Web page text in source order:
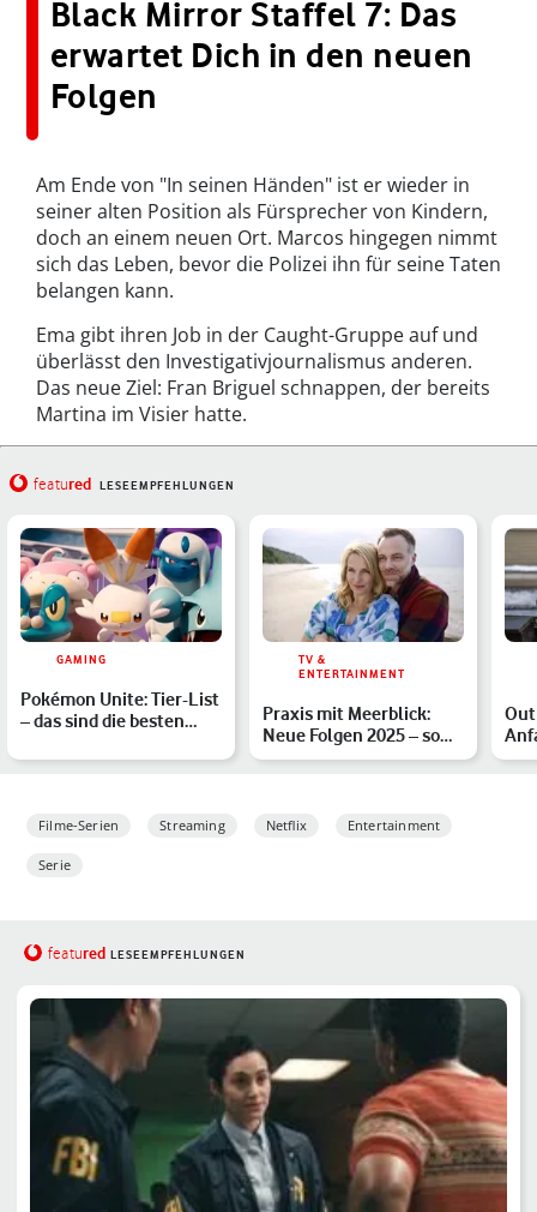
Black Mirror Staffel 7: Das
erwartet Dich in den neuen
Folgen
Am Ende von "In seinen Händen" ist er wieder in
seiner alten Position als Fürsprecher von Kindern,
doch an einem neuen Ort. Marcos hingegen nimmt
sich das Leben, bevor die Polizei ihn für seine Taten
belangen kann.
Ema gibt ihren Job in der Caught-Gruppe auf und
überlässt den Investigativjournalismus anderen.
Das neue Ziel: Fran Briguel schnappen, der bereits
Martina im Visier hatte.
featured LESEEMPFEHLUNGEN
GAMING
Pokémon Unite: Tier-List
– das sind die besten
TV &
ENTERTAINMENT
Praxis mit Meerblick:
Neue Folgen 2025 – so
geht die ARD-Serie we…
Filme-Serien Streaming Netflix Entertainment
Serie
featured LESEEMPFEHLUNGEN